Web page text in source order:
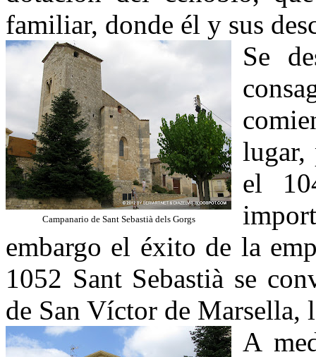
familiar, donde él y sus
Campanario de Sant Sebastià dels Gorgs
Se
lugar,
el
embargo el éxito de la
1052 Sant Sebastià se
de San Víctor de
A